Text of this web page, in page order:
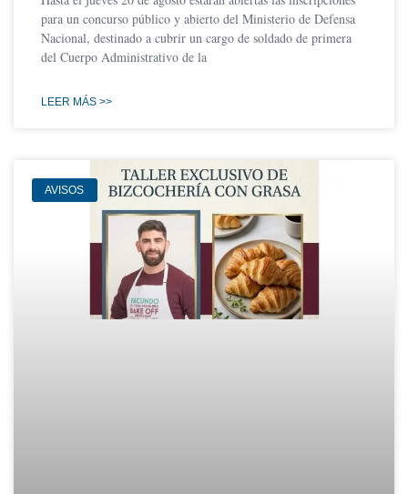
para un concurso público y abierto del Ministerio de Defensa
Nacional, destinado a cubrir un cargo de soldado de primera
del Cuerpo Administrativo de la
LEER MÁS >>
AVISOS